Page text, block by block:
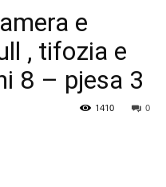
e
, tifozia e
8 – pjesa 3
0
1410